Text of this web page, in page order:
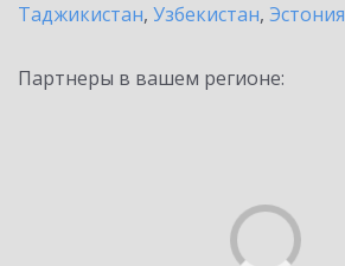
Таджикистан, Узбекистан, Эстония
Партнеры в вашем регионе: